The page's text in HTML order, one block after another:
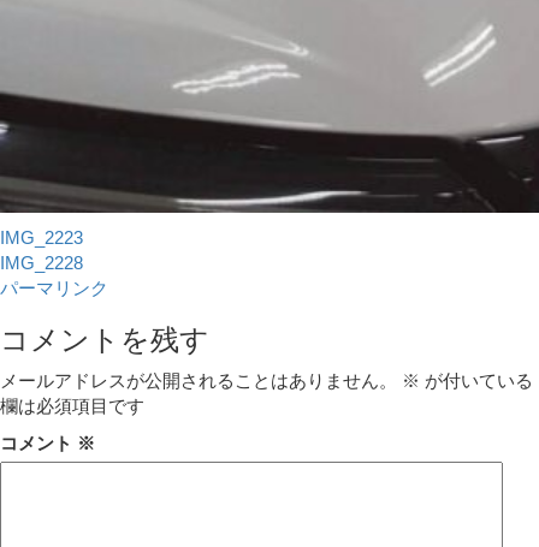
IMG_2223
IMG_2228
パーマリンク
コメントを残す
メールアドレスが公開されることはありません。 ※ が付いている
欄は必須項目です
コメント ※